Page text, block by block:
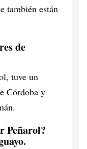
también están
de
tuve un
Córdoba y
Peñarol?